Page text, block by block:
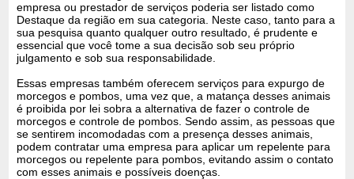
empresa ou prestador de serviços poderia ser listado como
Destaque da região em sua categoria. Neste caso, tanto para a
sua pesquisa quanto qualquer outro resultado, é prudente e
essencial que você tome a sua decisão sob seu próprio
julgamento e sob sua responsabilidade.
Essas empresas também oferecem serviços para expurgo de
morcegos e pombos, uma vez que, a matança desses animais
é proibida por lei sobra a alternativa de fazer o controle de
morcegos e controle de pombos. Sendo assim, as pessoas que
se sentirem incomodadas com a presença desses animais,
podem contratar uma empresa para aplicar um repelente para
morcegos ou repelente para pombos, evitando assim o contato
com esses animais e possíveis doenças.